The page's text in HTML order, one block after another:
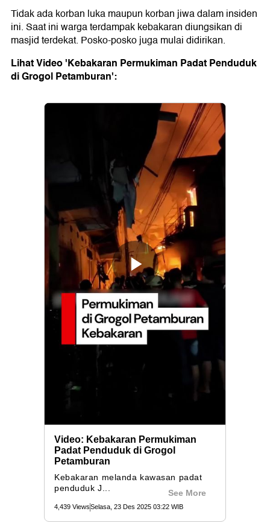
Tidak ada korban luka maupun korban jiwa dalam insiden
ini. Saat ini warga terdampak kebakaran diungsikan di
masjid terdekat. Posko-posko juga mulai didirikan.
Lihat Video 'Kebakaran Permukiman Padat Penduduk
di Grogol Petamburan':